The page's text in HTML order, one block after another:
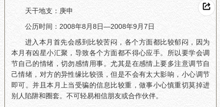
天干地支：庚申
公历时间：2008年8月8日—2008年9月7日
进入本月首先会感到比较苦闷，各个方面都比较郁闷，因为
本月有凶星小汇聚，导致各个方面都不得心应手。所以要学会调
节自己的情绪，切勿感情用事。尤其是在感情上要多注意调节自
己情绪，对方的异性缘比较强，但是不会有太大影响，小心调节
即可。并且本月上当受骗的信息比较重，做事小心慎重切莫掉进
别人陷阱和圈套。不可轻易相信朋友或合作伙伴。